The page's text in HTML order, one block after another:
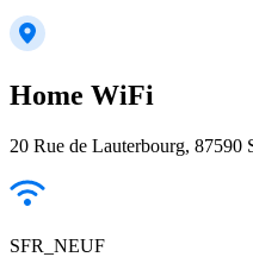
Home WiFi
20 Rue de Lauterbourg, 87590
SFR_NEUF